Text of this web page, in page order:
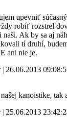
upevniť
robiť rozstrel
Ak by sa aj
tí druhí,
ani nie je.
26.06.2013
kanoistike, tak
25.06.2013